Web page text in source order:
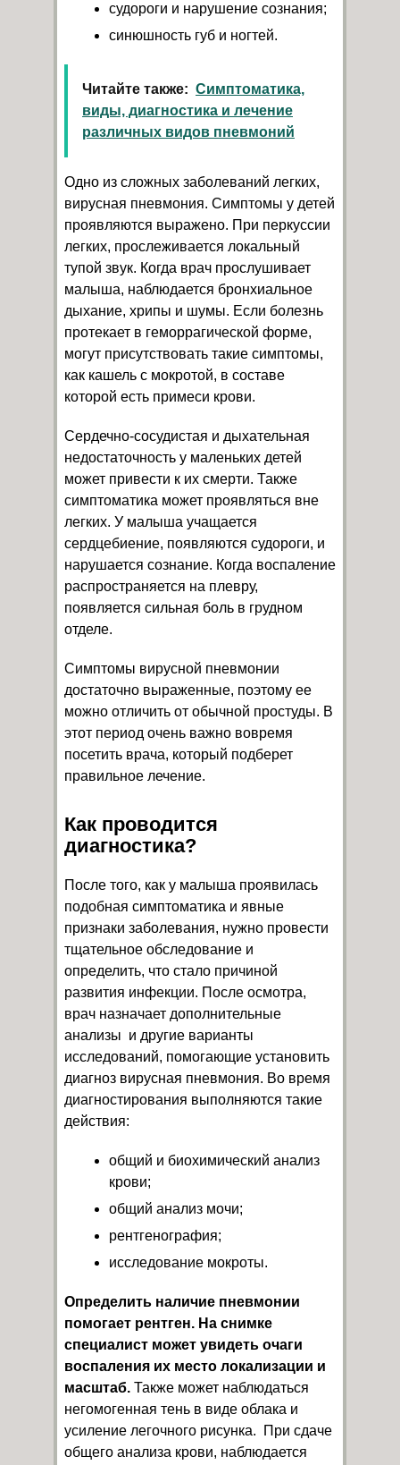
судороги и нарушение сознания;
синюшность губ и ногтей.
Читайте также: Симптоматика,
виды, диагностика и лечение
различных видов пневмоний
Одно из сложных заболеваний легких,
вирусная пневмония. Симптомы у детей
проявляются выражено. При перкуссии
легких, прослеживается локальный
тупой звук. Когда врач прослушивает
малыша, наблюдается бронхиальное
дыхание, хрипы и шумы. Если болезнь
протекает в геморрагической форме,
могут присутствовать такие симптомы,
как кашель с мокротой, в составе
которой есть примеси крови.
Сердечно-сосудистая и дыхательная
недостаточность у маленьких детей
может привести к их смерти. Также
симптоматика может проявляться вне
легких. У малыша учащается
сердцебиение, появляются судороги, и
нарушается сознание. Когда воспаление
распространяется на плевру,
появляется сильная боль в грудном
отделе.
Симптомы вирусной пневмонии
достаточно выраженные, поэтому ее
можно отличить от обычной простуды. В
этот период очень важно вовремя
посетить врача, который подберет
правильное лечение.
Как проводится
диагностика?
После того, как у малыша проявилась
подобная симптоматика и явные
признаки заболевания, нужно провести
тщательное обследование и
определить, что стало причиной
развития инфекции. После осмотра,
врач назначает дополнительные
анализы и другие варианты
исследований, помогающие установить
диагноз вирусная пневмония. Во время
диагностирования выполняются такие
действия:
общий и биохимический анализ
крови;
общий анализ мочи;
рентгенография;
исследование мокроты.
Определить наличие пневмонии
помогает рентген. На снимке
специалист может увидеть очаги
воспаления их место локализации и
масштаб. Также может наблюдаться
негомогенная тень в виде облака и
усиление легочного рисунка. При сдаче
общего анализа крови, наблюдается